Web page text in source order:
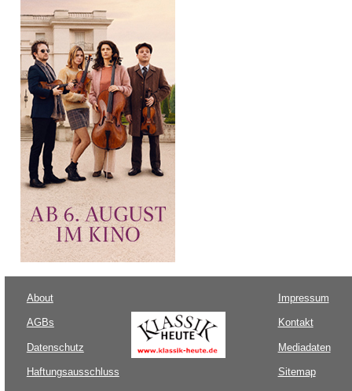
About
AGBs
Datenschutz
Haftungsausschluss
Impressum
Kontakt
Mediadaten
Sitemap